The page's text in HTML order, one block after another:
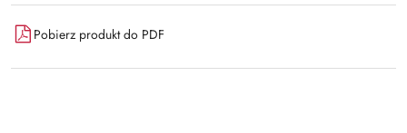
Pobierz produkt do PDF